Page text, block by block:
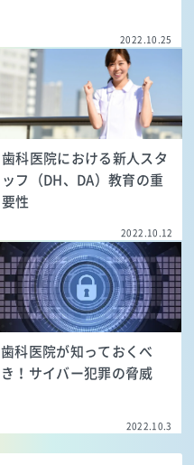
2022.10.25
歯科医院における新人スタ
ッフ（DH、DA）教育の重
要性
2022.10.12
歯科医院が知っておくべ
き！サイバー犯罪の脅威
2022.10.3